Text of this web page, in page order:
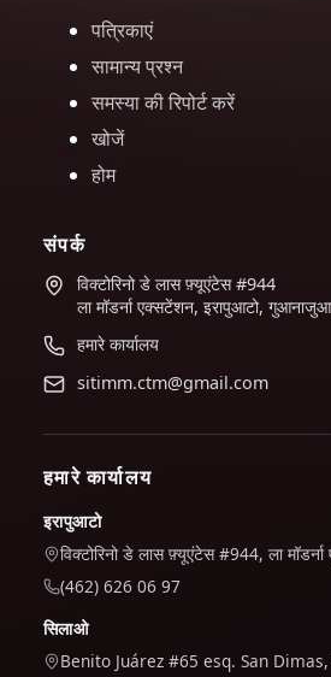
पत्रिकाएं
सामान्य प्रश्न
समस्या की रिपोर्ट करें
खोजें
होम
संपर्क
विक्टोरिनो डे लास फ़्यूएंटेस #944
ला मॉडर्ना एक्सटेंशन, इरापुआटो,
हमारे कार्यालय
sitimm.ctm@gmail.com
हमारे कार्यालय
इरापुआटो
विक्टोरिनो डे लास फ़्यूएंटेस #944, ला
(462) 626 06 97
सिलाओ
Benito Juárez #65 esq. San Dimas,